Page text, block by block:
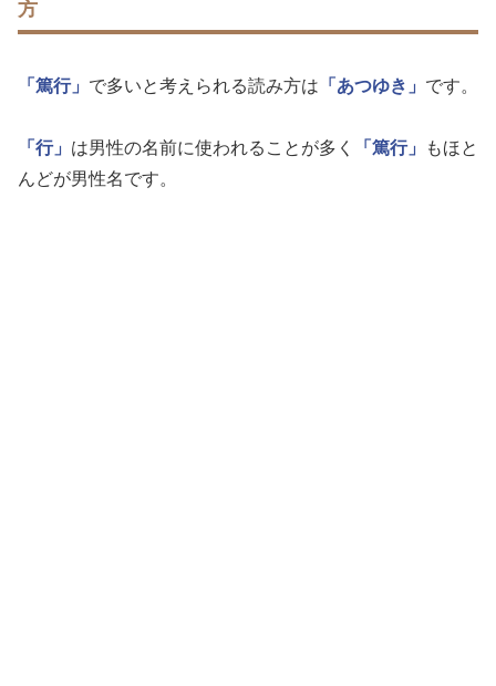
方
「篤行」 で多いと考えられる読み方は 「あつゆき」 です。
「行」 は男性の名前に使われることが多く 「篤行」
もほと
んどが男性名です。